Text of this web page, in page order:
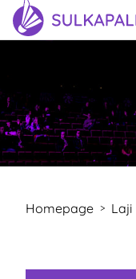
Skip to content
TO HOMEPAGE
Homepage > Laji